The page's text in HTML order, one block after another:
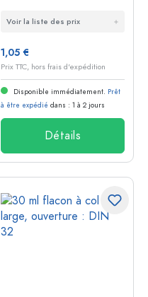
Voir la liste des prix
1,05 €
Prix TTC, hors frais d'expédition
Disponible immédiatement. Prêt
à être expédié dans : 1 à 2 jours
Détails